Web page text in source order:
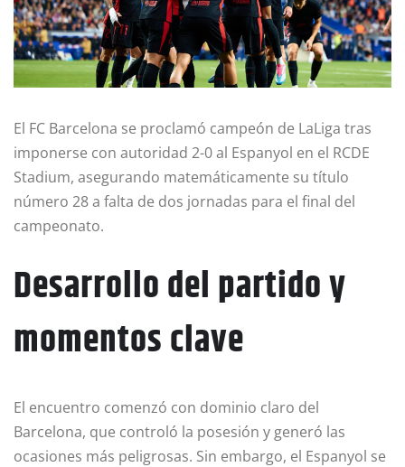
El FC Barcelona se proclamó campeón de LaLiga tras
imponerse con autoridad 2-0 al Espanyol en el RCDE
Stadium, asegurando matemáticamente su título
número 28 a falta de dos jornadas para el final del
campeonato.
Desarrollo del partido y
momentos clave
El encuentro comenzó con dominio claro del
Barcelona, que controló la posesión y generó las
ocasiones más peligrosas. Sin embargo, el Espanyol se